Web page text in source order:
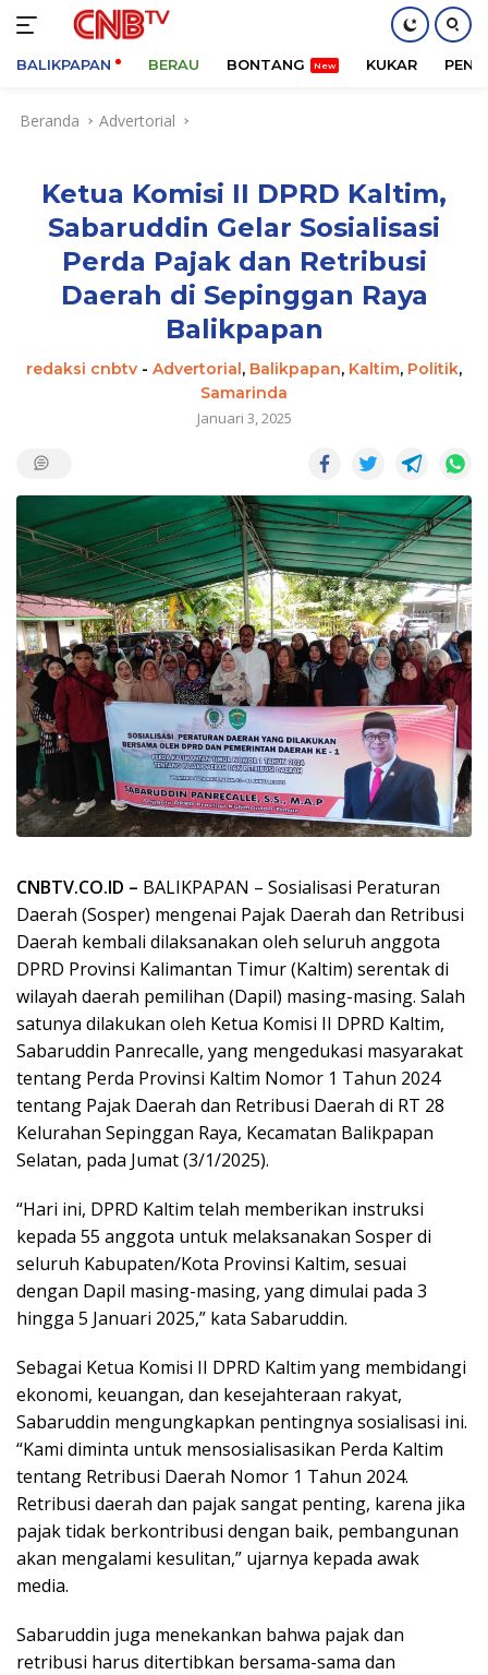
BALIKPAPAN BERAU BONTANG KUKAR
Beranda Advertorial
Ketua Komisi II DPRD Kaltim,
Sabaruddin Gelar Sosialisasi
Perda Pajak dan Retribusi
Daerah di Sepinggan Raya
Balikpapan
redaksi cnbtv - Advertorial, Balikpapan, Kaltim, Politik,
Samarinda
Januari 3, 2025
CNBTV.CO.ID – BALIKPAPAN – Sosialisasi Peraturan
Daerah (Sosper) mengenai Pajak Daerah dan Retribusi
Daerah kembali dilaksanakan oleh seluruh anggota
DPRD Provinsi Kalimantan Timur (Kaltim) serentak di
wilayah daerah pemilihan (Dapil) masing-masing. Salah
satunya dilakukan oleh Ketua Komisi II DPRD Kaltim,
Sabaruddin Panrecalle, yang mengedukasi masyarakat
tentang Perda Provinsi Kaltim Nomor 1 Tahun 2024
tentang Pajak Daerah dan Retribusi Daerah di RT 28
Kelurahan Sepinggan Raya, Kecamatan Balikpapan
Selatan, pada Jumat (3/1/2025).
“Hari ini, DPRD Kaltim telah memberikan instruksi
kepada 55 anggota untuk melaksanakan Sosper di
seluruh Kabupaten/Kota Provinsi Kaltim, sesuai
dengan Dapil masing-masing, yang dimulai pada 3
hingga 5 Januari 2025,” kata Sabaruddin.
Sebagai Ketua Komisi II DPRD Kaltim yang membidangi
ekonomi, keuangan, dan kesejahteraan rakyat,
Sabaruddin mengungkapkan pentingnya sosialisasi ini.
“Kami diminta untuk mensosialisasikan Perda Kaltim
tentang Retribusi Daerah Nomor 1 Tahun 2024.
Retribusi daerah dan pajak sangat penting, karena jika
pajak tidak berkontribusi dengan baik, pembangunan
akan mengalami kesulitan,” ujarnya kepada awak
media.
Sabaruddin juga menekankan bahwa pajak dan
retribusi harus ditertibkan bersama-sama dan